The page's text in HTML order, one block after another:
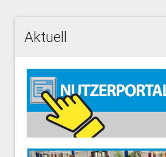
Aktuell